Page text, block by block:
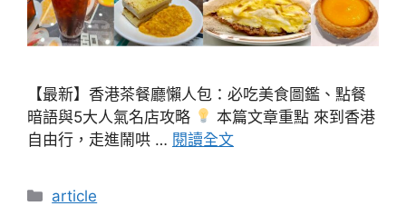
【最新】香港茶餐廳懶人包：必吃美食圖鑑、點餐
暗語與5大人氣名店攻略
本篇文章重點 來到香港
自由行，走進鬧哄 … 閱讀全文
分
article